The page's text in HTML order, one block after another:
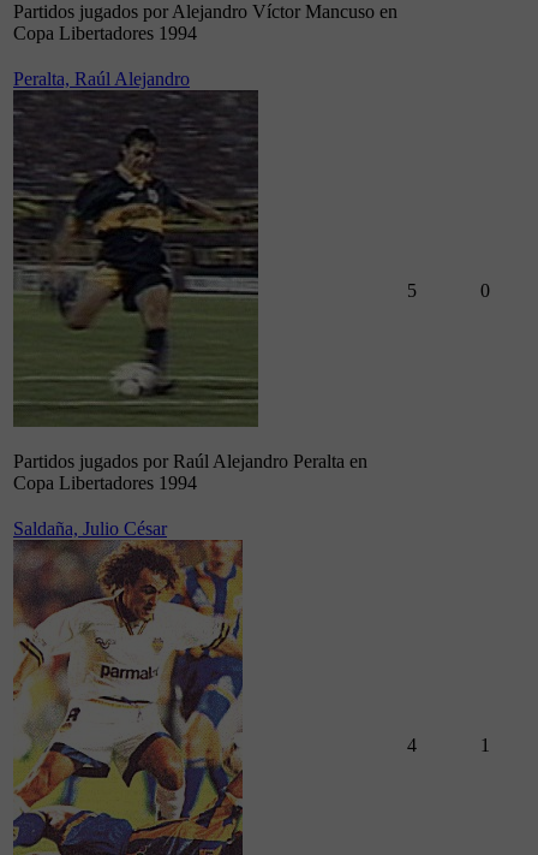
Partidos jugados por Alejandro Víctor Mancuso en
Copa Libertadores 1994
Peralta, Raúl Alejandro
Partidos jugados por Raúl Alejandro Peralta en
Copa Libertadores 1994
5 0
Saldaña, Julio César
4 1